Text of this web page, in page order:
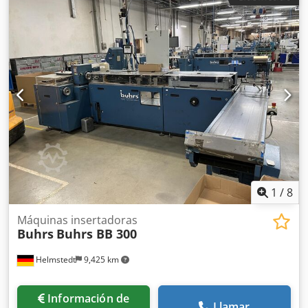
1 /8
Helmstedt 9,425 km
Máquinas insertadoras
Buhrs Buhrs BB 300
Información de